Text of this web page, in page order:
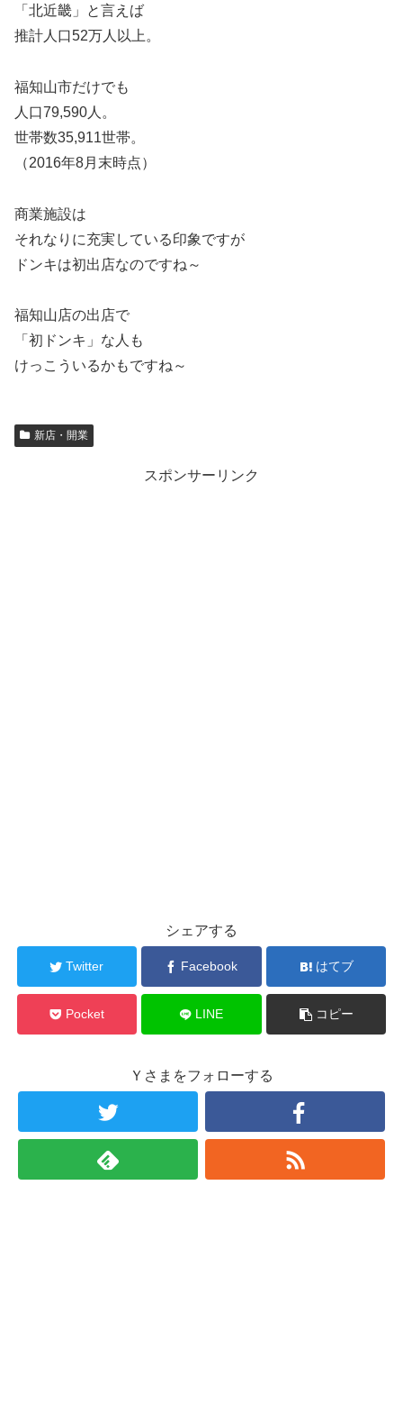
「北近畿」と言えば
推計人口52万人以上。
福知山市だけでも
人口79,590人。
世帯数35,911世帯。
（2016年8月末時点）
商業施設は
それなりに充実している印象ですが
ドンキは初出店なのですね～
福知山店の出店で
「初ドンキ」な人も
けっこういるかもですね～
新店・開業
スポンサーリンク
シェアする
Twitter Facebook はてブ
Pocket LINE コピー
Ｙさまをフォローする